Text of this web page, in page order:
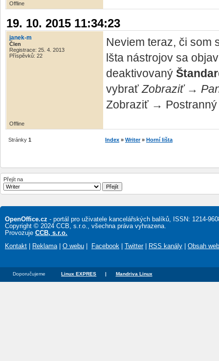
Offline
19. 10. 2015 11:34:23
janek-m
Člen
Registrace: 25. 4. 2013
Příspěvků: 22
Neviem teraz, či som
lšta nástrojov sa
deaktivovaný
vybraťZobraziť →
Zobraziť → Postranný
Offline
Stránky 1 Index » Writer » Horní lišta
Přejít na
OpenOffice.cz - portál pro uživatele kancelářských balíků, ISSN: 1214-
Copyright © 2024 CCB, s.r.o., všechna práva vyhrazena.
Provozuje CCB, s.r.o.
Kontakt
Reklama O webu Facebook Twitter| RSS kanály Obsah
Doporučujeme Linux EXPRES | Mandriva Linux